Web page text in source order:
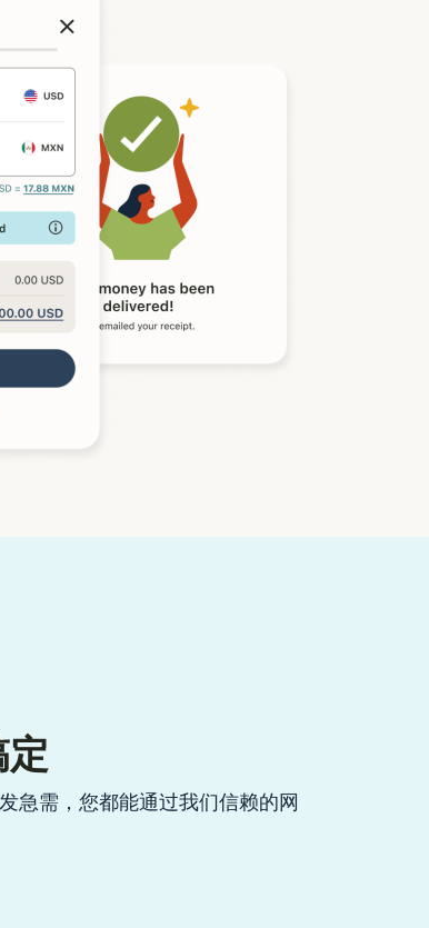
定
急需，您都能通过我们信赖的网